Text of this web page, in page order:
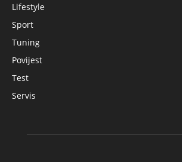
Lifestyle
Sport
Tuning
Povijest
Test
Servis